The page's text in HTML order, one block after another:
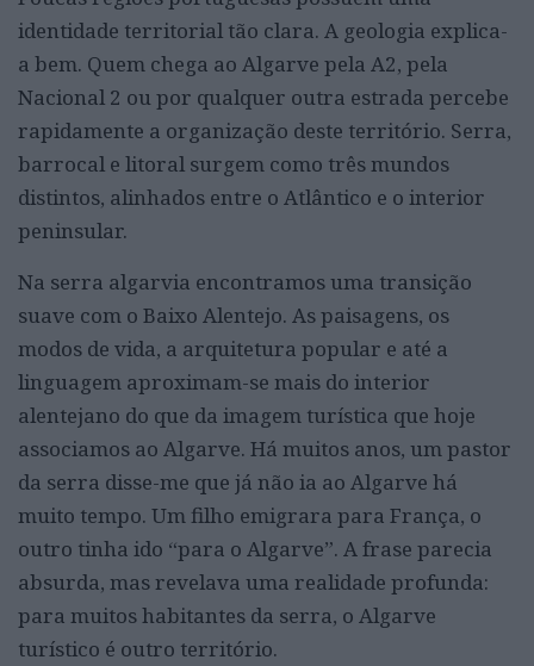
identidade territorial tão clara. A geologia explica-
a bem. Quem chega ao Algarve pela A2, pela
Nacional 2 ou por qualquer outra estrada percebe
rapidamente a organização deste território. Serra,
barrocal e litoral surgem como três mundos
distintos, alinhados entre o Atlântico e o interior
peninsular.
Na serra algarvia encontramos uma transição
suave com o Baixo Alentejo. As paisagens, os
modos de vida, a arquitetura popular e até a
linguagem aproximam-se mais do interior
alentejano do que da imagem turística que hoje
associamos ao Algarve. Há muitos anos, um pastor
da serra disse-me que já não ia ao Algarve há
muito tempo. Um filho emigrara para França, o
outro tinha ido “para o Algarve”. A frase parecia
absurda, mas revelava uma realidade profunda:
para muitos habitantes da serra, o Algarve
turístico é outro território.